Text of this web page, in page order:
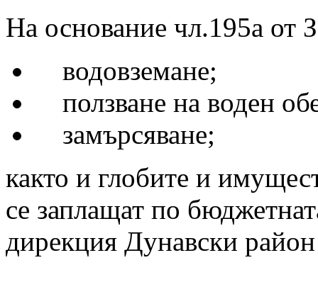
На основание чл.195а от
водовземане;
ползване на воден
замърсяване;
както и глобите и
се заплащат по
дирекция Дунавски